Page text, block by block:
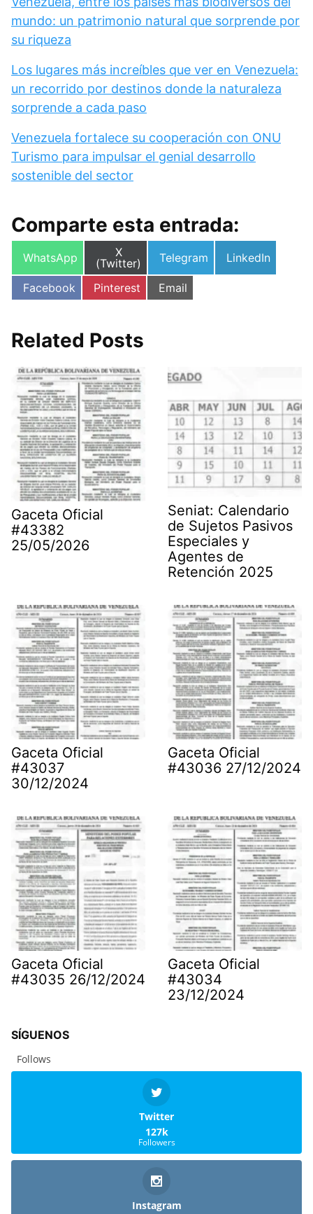
mundo: un patrimonio natural que sorprende por
su riqueza
Los lugares más increíbles que ver en Venezuela:
un recorrido por destinos donde la naturaleza
sorprende a cada paso
Venezuela fortalece su cooperación con ONU
Turismo para impulsar el genial desarrollo
sostenible del sector
Comparte esta entrada:
Compartir
WhatsApp
Compartir
en
X
(Twitter)
Compartir
Telegram
Compartir
LinkedIn
Compartir
en
Facebook
Compartir
en
Pinterest
Compartir
en
Email
Related Posts
Gaceta Oficial
#43382
25/05/2026
Seniat: Calendario
de Sujetos Pasivos
Especiales y
Agentes de
Retención 2025
Gaceta Oficial
#43037
30/12/2024
Gaceta Oficial
#43036 27/12/2024
Gaceta Oficial
#43035 26/12/2024
Gaceta Oficial
#43034
23/12/2024
SÍGUENOS
Follows
Twitter
127k
Followers
Instagram